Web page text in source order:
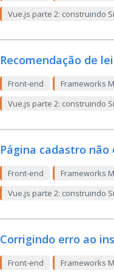
Vue.js parte 2: construindo
Recomendação de
Front-end
Frameworks
Vue.js parte 2: construindo
Página cadastro
Front-end
Frameworks
Vue.js parte 2: construindo
Corrigindo erro ao
Front-end
Frameworks